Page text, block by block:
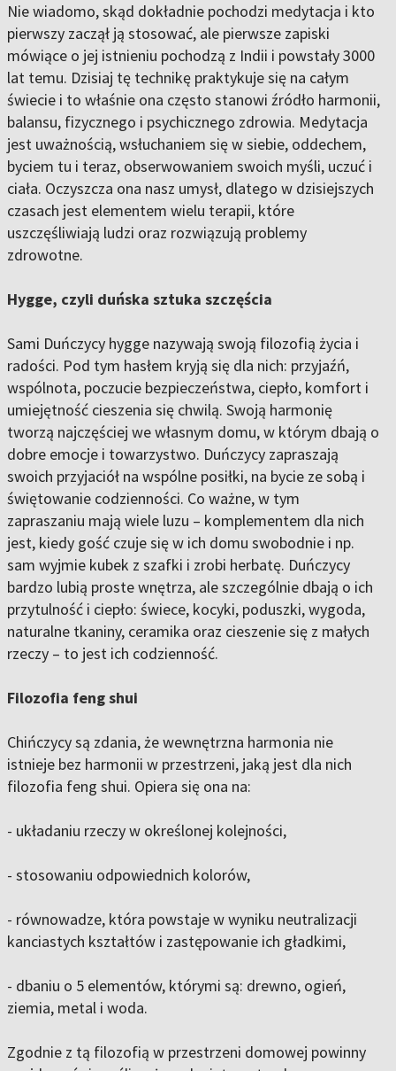
Nie wiadomo, skąd dokładnie pochodzi medytacja i kto
pierwszy zaczął ją stosować, ale pierwsze zapiski
mówiące o jej istnieniu pochodzą z Indii i powstały 3000
lat temu. Dzisiaj tę technikę praktykuje się na całym
świecie i to właśnie ona często stanowi źródło harmonii,
balansu, fizycznego i psychicznego zdrowia. Medytacja
jest uważnością, wsłuchaniem się w siebie, oddechem,
byciem tu i teraz, obserwowaniem swoich myśli, uczuć i
ciała. Oczyszcza ona nasz umysł, dlatego w dzisiejszych
czasach jest elementem wielu terapii, które
uszczęśliwiają ludzi oraz rozwiązują problemy
zdrowotne.
Hygge, czyli duńska sztuka szczęścia
Sami Duńczycy hygge nazywają swoją filozofią życia i
radości. Pod tym hasłem kryją się dla nich: przyjaźń,
wspólnota, poczucie bezpieczeństwa, ciepło, komfort i
umiejętność cieszenia się chwilą. Swoją harmonię
tworzą najczęściej we własnym domu, w którym dbają o
dobre emocje i towarzystwo. Duńczycy zapraszają
swoich przyjaciół na wspólne posiłki, na bycie ze sobą i
świętowanie codzienności. Co ważne, w tym
zapraszaniu mają wiele luzu – komplementem dla nich
jest, kiedy gość czuje się w ich domu swobodnie i np.
sam wyjmie kubek z szafki i zrobi herbatę. Duńczycy
bardzo lubią proste wnętrza, ale szczególnie dbają o ich
przytulność i ciepło: świece, kocyki, poduszki, wygoda,
naturalne tkaniny, ceramika oraz cieszenie się z małych
rzeczy – to jest ich codzienność.
Filozofia feng shui
Chińczycy są zdania, że wewnętrzna harmonia nie
istnieje bez harmonii w przestrzeni, jaką jest dla nich
filozofia feng shui. Opiera się ona na:
- układaniu rzeczy w określonej kolejności,
- stosowaniu odpowiednich kolorów,
- równowadze, która powstaje w wyniku neutralizacji
kanciastych kształtów i zastępowanie ich gładkimi,
- dbaniu o 5 elementów, którymi są: drewno, ogień,
ziemia, metal i woda.
Zgodnie z tą filozofią w przestrzeni domowej powinny